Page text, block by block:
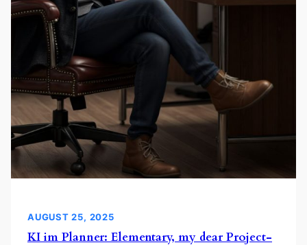
AUGUST 25, 2025
KI im Planner: Elementary, my dear Project-